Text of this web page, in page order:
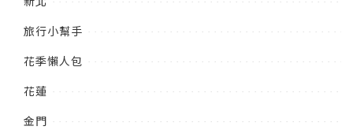
旅行小幫手
花季懶人包
花蓮
金門